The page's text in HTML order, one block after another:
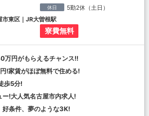
休日 5勤2休（土日）
市東区｜JR大曽根駅
寮費無料
万円がもらえるチャンス!!
!家賃がほぼ無料で住める!
歩5分!
ー!大人気名古屋市内求人!
好条件、夢のような3K!